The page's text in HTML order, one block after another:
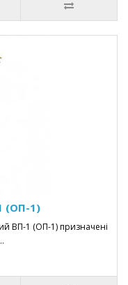
(ОП-1)
ВП-1 (ОП-1) призначені